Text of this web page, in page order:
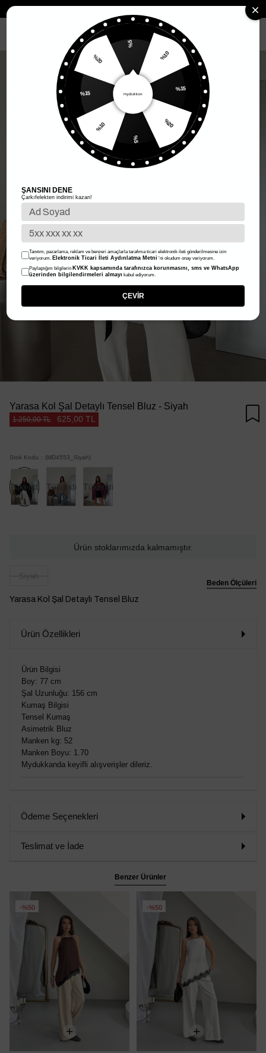
Kadın Üst Giyim Asimetrik
Yarasa Kol Şal Detaylı Tensel Bluz - Siyah
1.250,00 TL 625,00 TL
Stok Kodu (MD4553_Siyah)
Tükendi Tükendi Tükendi
Ürün stoklarımızda kalmamıştır.
Beden Ölçüleri
Yarasa Kol Şal Detaylı Tensel Bluz
Ürün Özellikleri
Ürün Bilgisi
Boy: 77 cm
Şal Uzunluğu: 156 cm
Kumaş Bilgisi
Tensel Kumaş
Asimetrik Bluz
Manken kg: 52
Manken Boyu: 1.70
Mydukkanda keyifli alışverişler dileriz.
Ödeme Seçenekleri
Teslimat ve İade
Benzer Ürünler
%50 %50
%5
%10
%20
%5
%10
%20
ŞANSINI DENE
Çarkıfelekten indirimi kazan!
Tanıtım, pazarlama, reklam ve benzeri amaçlarla tarafıma ticari elektronik ileti gönderilmesine izin
veriyorum. Elektronik Ticari İleti Aydınlatma Metni 'ni okudum onay veriyorum.
Paylaştığım bilgilerin KVKK kapsamında tarafınızca korunmasını, sms ve WhatsApp
üzerinden bilgilendirmeleri almayı kabul ediyorum.
ÇEVİR